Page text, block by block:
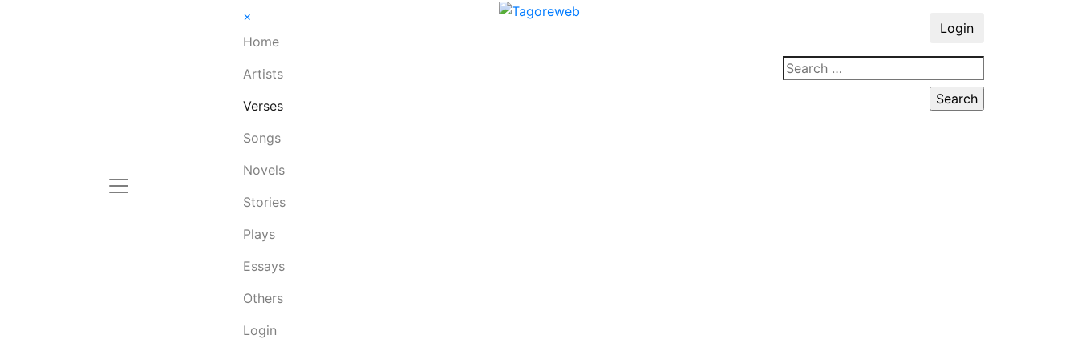
×
Home
Artists
Verses
Songs
Novels
Stories
Plays
Essays
Others
Login
Login